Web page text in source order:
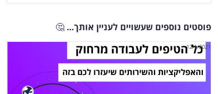
פוסטים נוספים שעשויים לעניין אותך... 🤔
12/1/2021